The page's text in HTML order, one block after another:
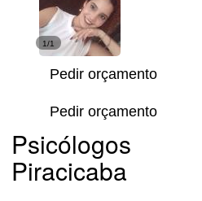
1/1
Pedir orçamento
Pedir orçamento
Psicólogos
Piracicaba